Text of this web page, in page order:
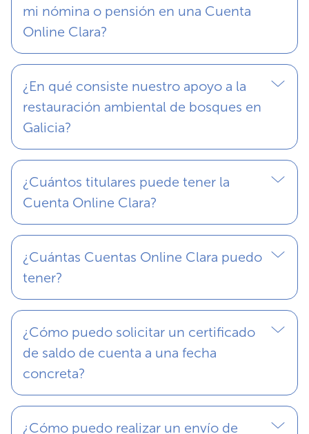
mi nómina o pensión en una Cuenta
Online Clara?
¿En qué consiste nuestro apoyo a la
restauración ambiental de bosques en
Galicia?
¿Cuántos titulares puede tener la
Cuenta Online Clara?
¿Cuántas Cuentas Online Clara puedo
tener?
¿Cómo puedo solicitar un certificado
de saldo de cuenta a una fecha
concreta?
¿Cómo puedo realizar un envío de